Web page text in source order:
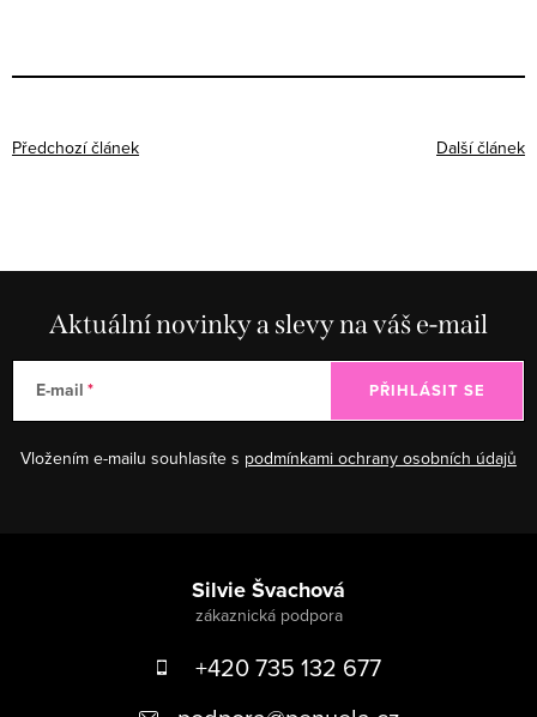
Předchozí článek Další článek
Aktuální novinky a slevy na váš e-mail
E-mail
Vložením e-mailu souhlasíte s podmínkami ochrany osobních údajů
PŘIHLÁSIT SE
Silvie Švachová
+420 735 132 677